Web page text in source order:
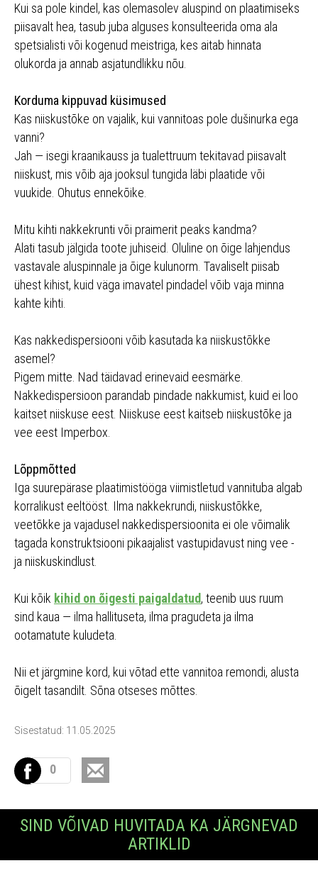
Kui sa pole kindel, kas olemasolev aluspind on plaatimiseks
piisavalt hea, tasub juba alguses konsulteerida oma ala
spetsialisti või kogenud meistriga, kes aitab hinnata
olukorda ja annab asjatundlikku nõu.
Korduma kippuvad küsimused
Kas niiskustõke on vajalik, kui vannitoas pole dušinurka ega
vanni?
Jah — isegi kraanikauss ja tualettruum tekitavad piisavalt
niiskust, mis võib aja jooksul tungida läbi plaatide või
vuukide. Ohutus ennekõike.
Mitu kihti nakkekrunti või praimerit peaks kandma?
Alati tasub jälgida toote juhiseid. Oluline on õige lahjendus
vastavale aluspinnale ja õige kulunorm. Tavaliselt piisab
ühest kihist, kuid väga imavatel pindadel võib vaja minna
kahte kihti.
Kas nakkedispersiooni võib kasutada ka niiskustõkke
asemel?
Pigem mitte. Nad täidavad erinevaid eesmärke.
Nakkedispersioon parandab pindade nakkumist, kuid ei loo
kaitset niiskuse eest. Niiskuse eest kaitseb niiskustõke ja
vee eest Imperbox.
Lõppmõtted
Iga suurepärase plaatimistööga viimistletud vannituba algab
korralikust eeltööst. Ilma nakkekrundi, niiskustõkke,
veetõkke ja vajadusel nakkedispersioonita ei ole võimalik
tagada konstruktsiooni pikaajalist vastupidavust ning vee -
ja niiskuskindlust.
Kui kõik kihid on õigesti paigaldatud, teenib uus ruum
sind kaua — ilma hallituseta, ilma pragudeta ja ilma
ootamatute kuludeta.
Nii et järgmine kord, kui võtad ette vannitoa remondi, alusta
õigelt tasandilt. Sõna otseses mõttes.
Sisestatud: 11.05.2025
0
SIND VÕIVAD HUVITADA KA JÄRGNEVAD
ARTIKLID